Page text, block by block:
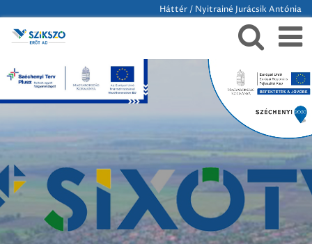
Háttér / Nyitrainé Jurácsik Antónia